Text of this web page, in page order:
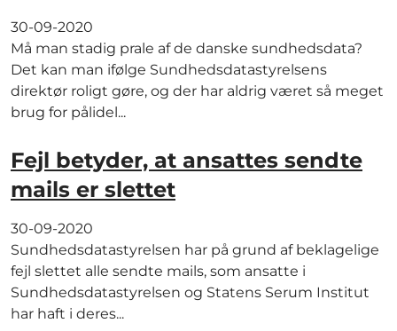
30-09-2020
Må man stadig prale af de danske sundhedsdata?
Det kan man ifølge Sundhedsdatastyrelsens
direktør roligt gøre, og der har aldrig været så meget
brug for pålidel...
Fejl betyder, at ansattes sendte
mails er slettet
30-09-2020
Sundhedsdatastyrelsen har på grund af beklagelige
fejl slettet alle sendte mails, som ansatte i
Sundhedsdatastyrelsen og Statens Serum Institut
har haft i deres...